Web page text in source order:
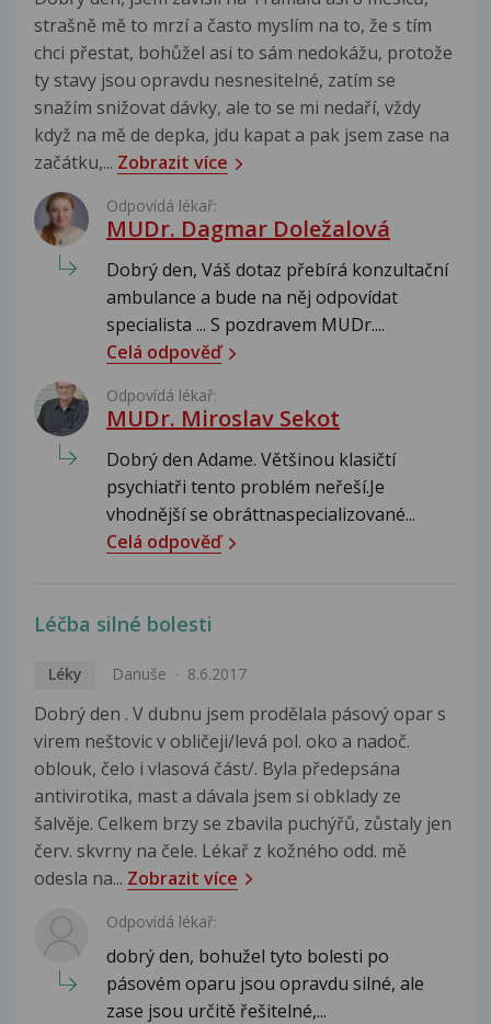
strašně mě to mrzí a často myslím na to, že s tím
chci přestat, bohůžel asi to sám nedokážu, protože
ty stavy jsou opravdu nesnesitelné, zatím se
snažím snižovat dávky, ale to se mi nedaří, vždy
když na mě de depka, jdu kapat a pak jsem zase na
začátku,... Zobrazit více
Odpovídá lékař:
MUDr. Dagmar Doležalová
Dobrý den, Váš dotaz přebírá konzultační
ambulance a bude na něj odpovídat
specialista ... S pozdravem MUDr....
Celá odpověď
Odpovídá lékař:
MUDr. Miroslav Sekot
Dobrý den Adame. Většinou klasičtí
psychiatři tento problém neřeší.Je
vhodnější se obráttnaspecializované...
Celá odpověď
Léčba silné bolesti
Léky Danuše 8.6.2017
Dobrý den . V dubnu jsem prodělala pásový opar s
virem neštovic v obličeji/levá pol. oko a nadoč.
oblouk, čelo i vlasová část/. Byla předepsána
antivirotika, mast a dávala jsem si obklady ze
šalvěje. Celkem brzy se zbavila puchýřů, zůstaly jen
červ. skvrny na čele. Lékař z kožného odd. mě
odesla na... Zobrazit více
Odpovídá lékař:
dobrý den, bohužel tyto bolesti po
pásovém oparu jsou opravdu silné, ale
zase jsou určitě řešitelné,...